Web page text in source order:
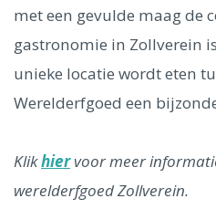
met een gevulde maag de
gastronomie in Zollverein
unieke locatie wordt eten
Werelderfgoed een
Klikhiervoor meer
werelderfgoed Zollverein.